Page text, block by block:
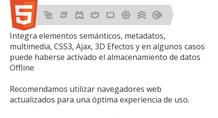
Integra elementos semánticos, metadatos,
multimedia, CSS3, Ajax, 3D Efectos y en algunos casos
puede haberse activado el almacenamiento de datos
Offline
Recomendamos utilizar navegadores web
actualizados para una óptima experiencia de uso.